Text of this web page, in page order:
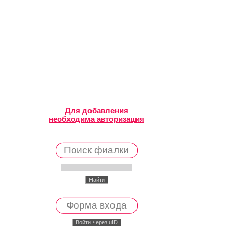
Для добавления
необходима авторизация
Поиск фиалки
Форма входа
Войти через uID